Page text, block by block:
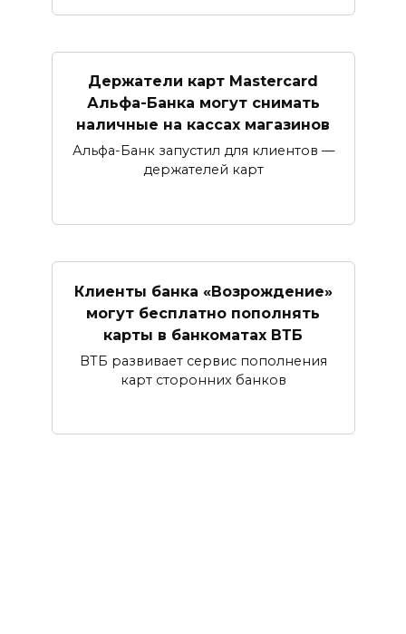
Держатели карт Mastercard
Альфа-Банка могут снимать
наличные ​на кассах магазинов​
Альфа-Банк запустил для клиентов —
держателей карт
Клиенты банка «Возрождение»
могут бесплатно пополнять
карты в банкоматах ВТБ
ВТБ развивает сервис пополнения
карт сторонних банков